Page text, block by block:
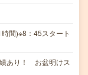
間)※8：45スタート
あり！ お盆明けス